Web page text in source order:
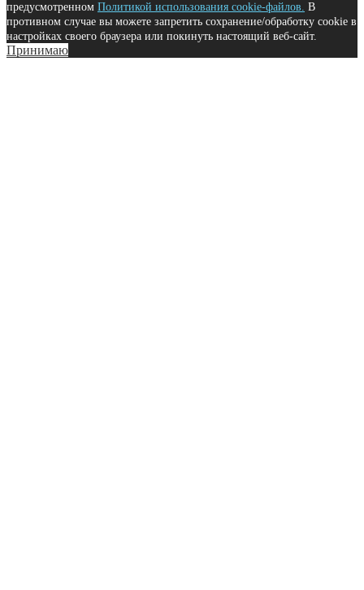
предусмотренном Политикой использования cookie-файлов. В
противном случае вы можете запретить сохранение/обработку cookie в
настройках своего браузера или покинуть настоящий веб-сайт.
Принимаю